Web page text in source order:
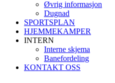
Øvrig informasjon
Dugnad
SPORTSPLAN
HJEMMEKAMPER
INTERN
Interne skjema
Banefordeling
KONTAKT OSS